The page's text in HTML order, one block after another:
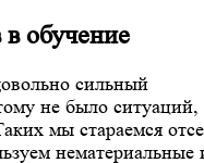
обучение
сильный
не было ситуаций,
мы стараемся
нематериальные